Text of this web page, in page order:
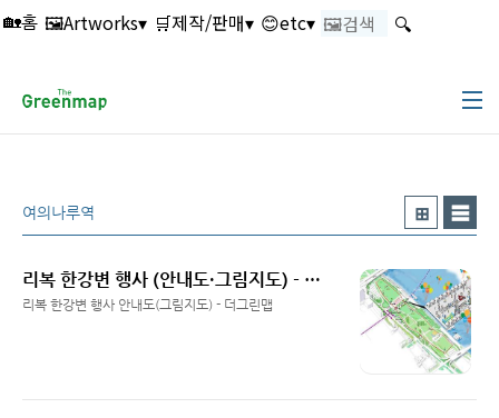
🏡홈 🖼️Artworks▾ 🛒제작/판매▾ 😊etc▾ 🔍
여의나루역
리복 한강변 행사 (안내도·그림지도) - 더그린맵
리복 한강변 행사 안내도(그림지도) - 더그린맵